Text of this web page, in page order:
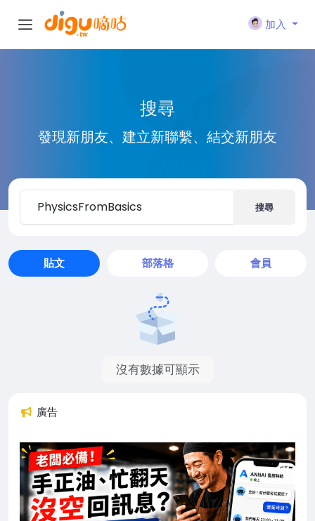
加入
搜尋
發現新朋友、建立新聯繫、結交新朋友
搜尋
貼文 部落格 會員
沒有數據可顯示
廣告